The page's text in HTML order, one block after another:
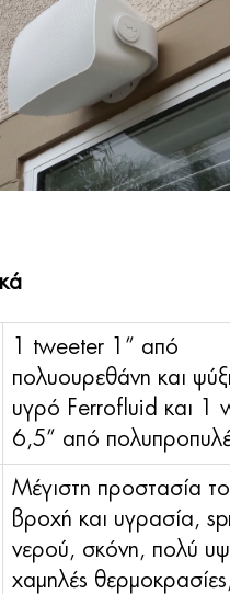
1 tweeter 1” από
πολυουρεθάνη και
υγρό Ferrofluid και 1
6,5” από
Μέγιστη προστασία
βροχή και υγρασία,
νερού, σκόνη, πολύ
χαμηλές